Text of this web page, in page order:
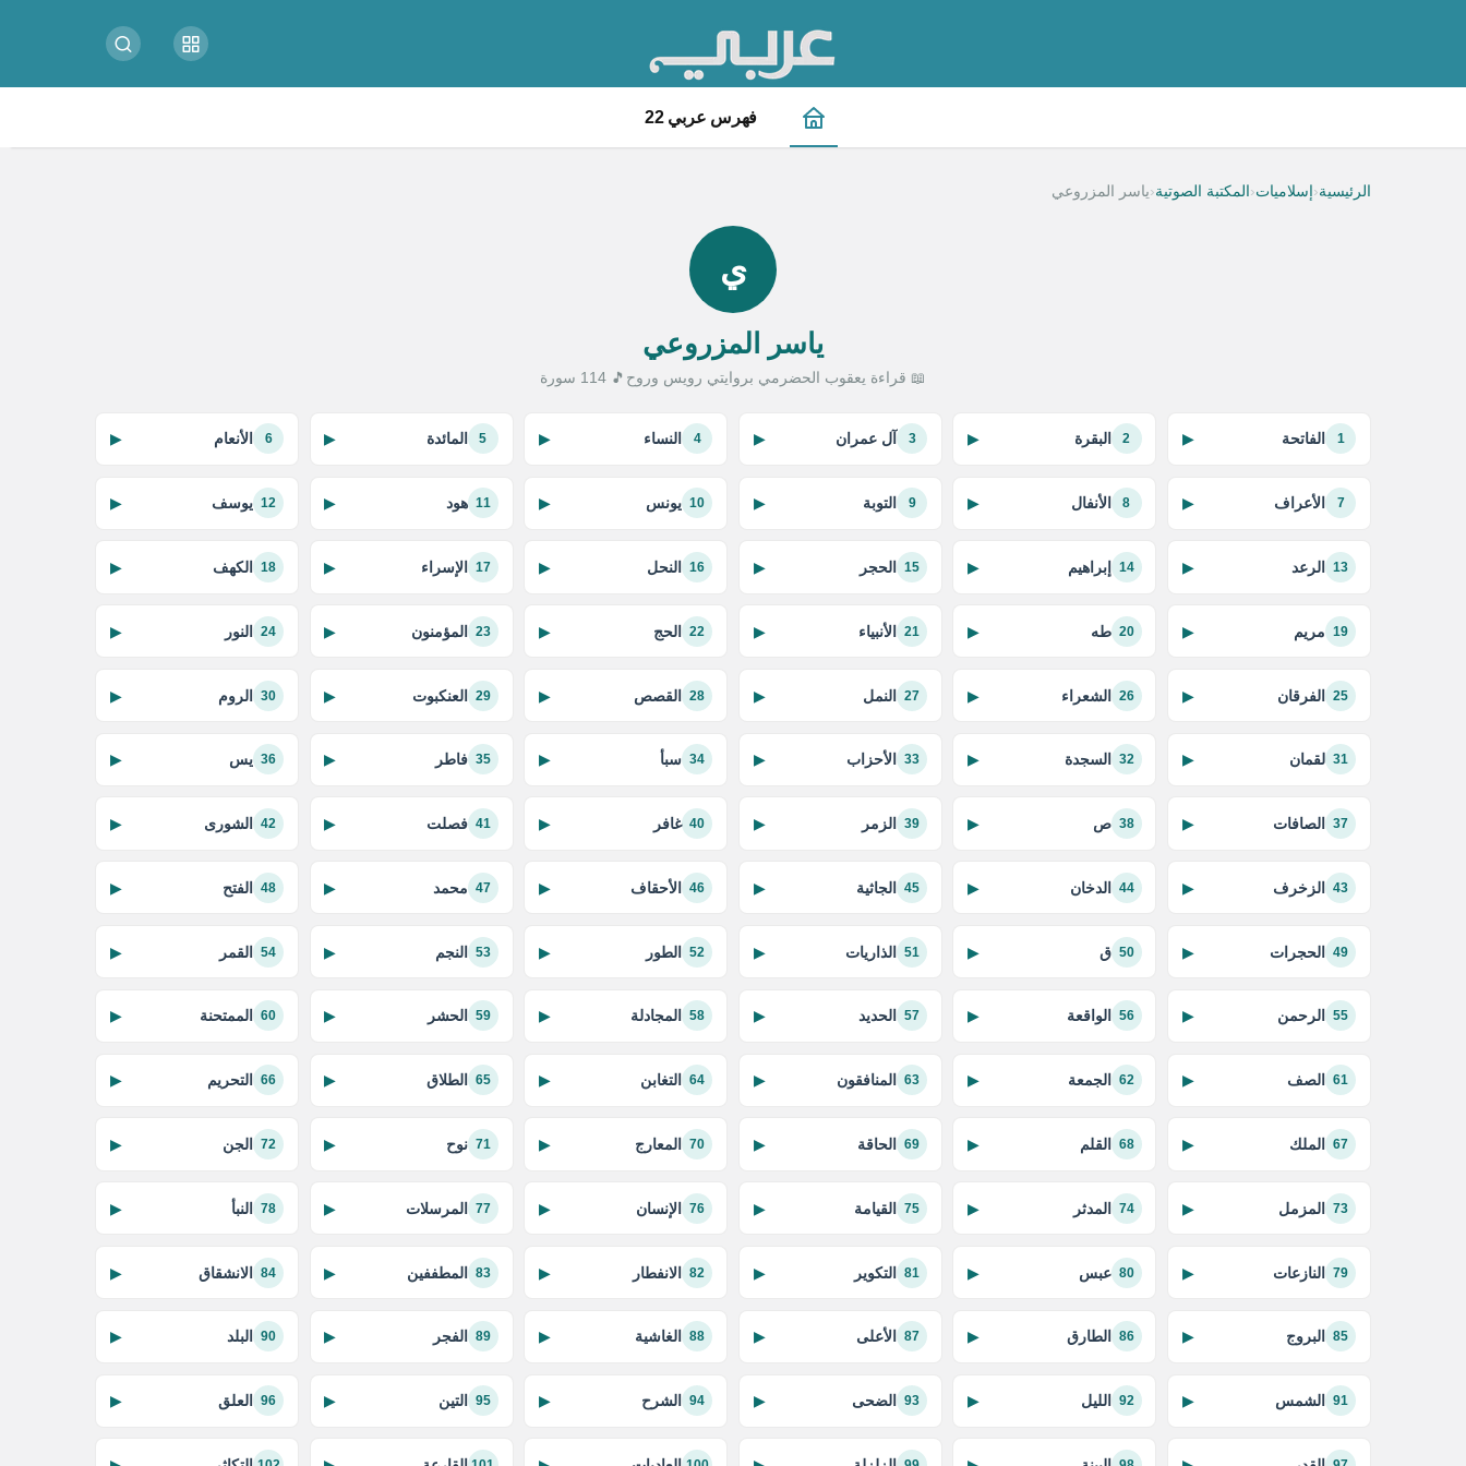
فهرس عربي 22
الرئيسية‹ إسلاميات‹ المكتبة الصوتية‹ياسر المزروعي
ي
ياسر المزروعي
📖 قراءة يعقوب الحضرمي بروايتي رويس وروح 🎵 114 سورة
1 الفاتحة ▶
2 البقرة ▶
3 آل عمران ▶
4 النساء ▶
5 المائدة ▶
6 الأنعام ▶
7 الأعراف ▶
8 الأنفال ▶
9 التوبة ▶
10 يونس ▶
11 هود ▶
12 يوسف ▶
13 الرعد ▶
14 إبراهيم ▶
15 الحجر ▶
16 النحل ▶
17 الإسراء ▶
18 الكهف ▶
19 مريم ▶
20 طه ▶
21 الأنبياء ▶
22 الحج ▶
23 المؤمنون ▶
24 النور ▶
25 الفرقان ▶
26 الشعراء ▶
27 النمل ▶
28 القصص ▶
29 العنكبوت ▶
30 الروم ▶
31 لقمان ▶
32 السجدة ▶
33 الأحزاب ▶
34 سبأ ▶
35 فاطر ▶
36 يس ▶
37 الصافات ▶
38 ص ▶
39 الزمر ▶
40 غافر ▶
41 فصلت ▶
42 الشورى ▶
43 الزخرف ▶
44 الدخان ▶
45 الجاثية ▶
46 الأحقاف ▶
47 محمد ▶
48 الفتح ▶
49 الحجرات ▶
50 ق ▶
51 الذاريات ▶
52 الطور ▶
53 النجم ▶
54 القمر ▶
55 الرحمن ▶
56 الواقعة ▶
57 الحديد ▶
58 المجادلة ▶
59 الحشر ▶
60 الممتحنة ▶
61 الصف ▶
62 الجمعة ▶
63 المنافقون ▶
64 التغابن ▶
65 الطلاق ▶
66 التحريم ▶
67 الملك ▶
68 القلم ▶
69 الحاقة ▶
70 المعارج ▶
71 نوح ▶
72 الجن ▶
73 المزمل ▶
74 المدثر ▶
75 القيامة ▶
76 الإنسان ▶
77 المرسلات ▶
78 النبأ ▶
79 النازعات ▶
80 عبس ▶
81 التكوير ▶
82 الانفطار ▶
83 المطففين ▶
84 الانشقاق ▶
85 البروج ▶
86 الطارق ▶
87 الأعلى ▶
88 الغاشية ▶
89 الفجر ▶
90 البلد ▶
91 الشمس ▶
92 الليل ▶
93 الضحى ▶
94 الشرح ▶
95 التين ▶
96 العلق ▶